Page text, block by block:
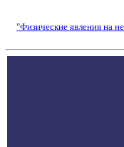
"Физические явления на